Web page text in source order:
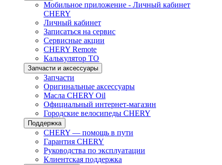
Мобильное приложение - Личный кабинет
CHERY
Личный кабинет
Записаться на сервис
Сервисные акции
CHERY Remote
Калькулятор ТО
Запчасти и аксессуары
Запчасти
Оригинальные аксессуары
Масла CHERY Oil
Официальный интернет-магазин
Городские велосипеды CHERY
Поддержка
CHERY — помощь в пути
Гарантия CHERY
Руководства по эксплуатации
Клиентская поддержка